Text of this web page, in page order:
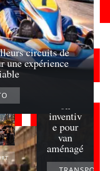
circuits de
une expérience
Lire la suite
Libérez
votre
on
inventiv
e pour
van
aménagé